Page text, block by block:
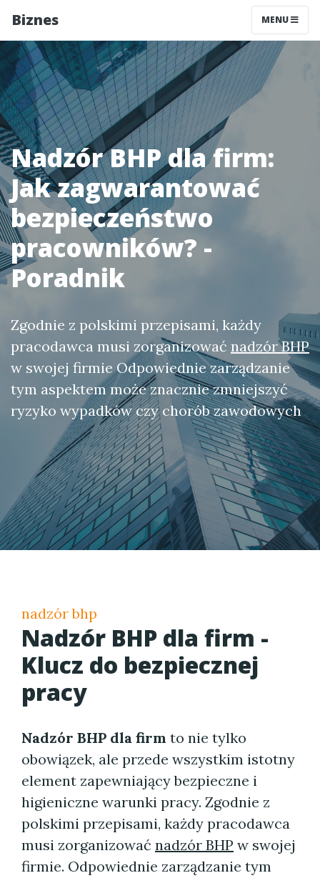
Biznes MENU
Nadzór BHP dla firm:
Jak zagwarantować
bezpieczeństwo
pracowników? -
Poradnik
Zgodnie z polskimi przepisami, każdy
pracodawca musi zorganizować nadzór BHP
w swojej firmie Odpowiednie zarządzanie
tym aspektem może znacznie zmniejszyć
ryzyko wypadków czy chorób zawodowych
nadzór bhp
Nadzór BHP dla firm -
Klucz do bezpiecznej
pracy
Nadzór BHP dla firm to nie tylko
obowiązek, ale przede wszystkim istotny
element zapewniający bezpieczne i
higieniczne warunki pracy. Zgodnie z
polskimi przepisami, każdy pracodawca
musi zorganizować nadzór BHP w swojej
firmie. Odpowiednie zarządzanie tym